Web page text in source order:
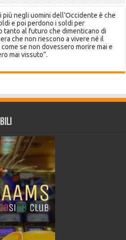
negli uomini dell’Occidente è che
e poi perdono i soldi per
tanto al futuro che dimenticano di
che non riescono a vivere né il
se non dovessero morire mai e
mai vissuto”.